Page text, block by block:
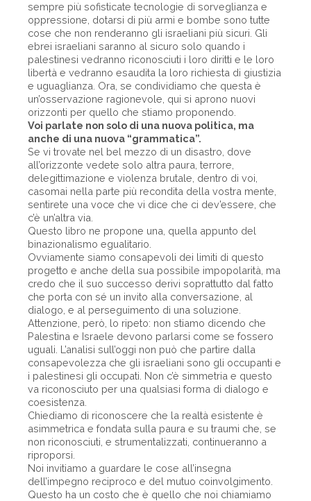
sempre più sofisticate tecnologie di sorveglianza e
oppressione, dotarsi di più armi e bombe sono tutte
cose che non renderanno gli israeliani più sicuri. Gli
ebrei israeliani saranno al sicuro solo quando i
palestinesi vedranno riconosciuti i loro diritti e le loro
libertà e vedranno esaudita la loro richiesta di giustizia
e uguaglianza. Ora, se condividiamo che questa è
un’osservazione ragionevole, qui si aprono nuovi
orizzonti per quello che stiamo proponendo.
Voi parlate non solo di una nuova politica, ma
anche di una nuova “grammatica”.
Se vi trovate nel bel mezzo di un disastro, dove
all’orizzonte vedete solo altra paura, terrore,
delegittimazione e violenza brutale, dentro di voi,
casomai nella parte più recondita della vostra mente,
sentirete una voce che vi dice che ci dev’essere, che
c’è un’altra via.
Questo libro ne propone una, quella appunto del
binazionalismo egualitario.
Ovviamente siamo consapevoli dei limiti di questo
progetto e anche della sua possibile impopolarità, ma
credo che il suo successo derivi soprattutto dal fatto
che porta con sé un invito alla conversazione, al
dialogo, e al perseguimento di una soluzione.
Attenzione, però, lo ripeto: non stiamo dicendo che
Palestina e Israele devono parlarsi come se fossero
uguali. L’analisi sull’oggi non può che partire dalla
consapevolezza che gli israeliani sono gli occupanti e
i palestinesi gli occupati. Non c’è simmetria e questo
va riconosciuto per una qualsiasi forma di dialogo e
coesistenza.
Chiediamo di riconoscere che la realtà esistente è
asimmetrica e fondata sulla paura e su traumi che, se
non riconosciuti, e strumentalizzati, continueranno a
riproporsi.
Noi invitiamo a guardare le cose all’insegna
dell’impegno reciproco e del mutuo coinvolgimento.
Questo ha un costo che è quello che noi chiamiamo